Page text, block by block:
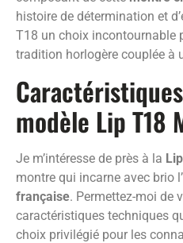
histoire de détermination et
T18 un choix incontournable
tradition horlogère couplée à
modèle Lip T18
Je m’intéresse de près à la
montre qui incarne avec brio
française. Permettez-moi de
caractéristiques techniques
choix privilégié pour les